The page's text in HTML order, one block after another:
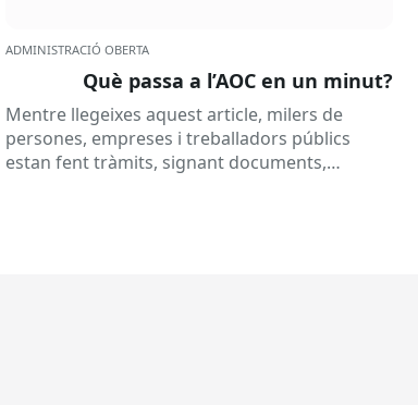
ADMINISTRACIÓ OBERTA
Què passa a l’AOC en un minut?
Mentre llegeixes aquest article, milers de
persones, empreses i treballadors públics
estan fent tràmits, signant documents,